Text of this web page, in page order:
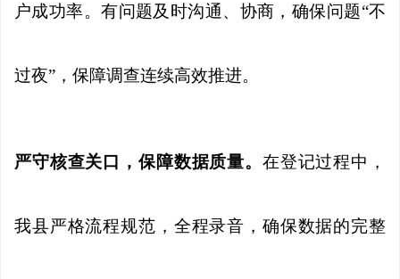
户成功率。有问题及时沟通、协商，确保问题“不
过夜”，保障调查连续高效推进。
严守核查关口，保障数据质量。 在登记过程中，
我县严格流程规范，全程录音，确保数据的完整